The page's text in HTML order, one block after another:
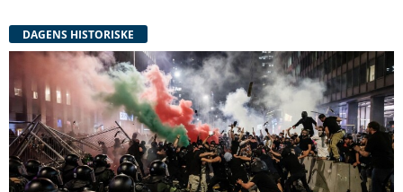
DAGENS HISTORISKE